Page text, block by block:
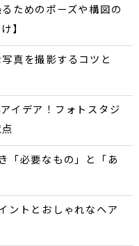
ためのポーズや構図の
】
真を撮影するコツと
イデア！フォトスタジ
「必要なもの」と「あ
ントとおしゃれなヘア